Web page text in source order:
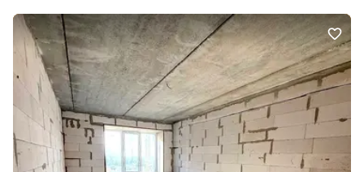
Зручне місцерозташування,поруч школа, магазини ,вдала
транспортна розвязка Перегляд у зручний для Вас час!
Документи готові до продажу